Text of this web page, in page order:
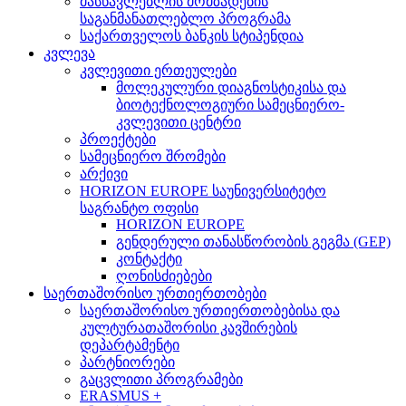
საგანმანათლებლო პროგრამა
საქართველოს ბანკის სტიპენდია
კვლევა
კვლევითი ერთეულები
მოლეკულური დიაგნოსტიკისა და
ბიოტექნოლოგიური სამეცნიერო-
კვლევითი ცენტრი
პროექტები
სამეცნიერო შრომები
არქივი
HORIZON EUROPE საუნივერსიტეტო
საგრანტო ოფისი
HORIZON EUROPE
გენდერული თანასწორობის გეგმა (GEP)
კონტაქტი
ღონისძიებები
საერთაშორისო ურთიერთობები
საერთაშორისო ურთიერთობებისა და
კულტურათაშორისი კავშირების
დეპარტამენტი
პარტნიორები
გაცვლითი პროგრამები
ERASMUS +